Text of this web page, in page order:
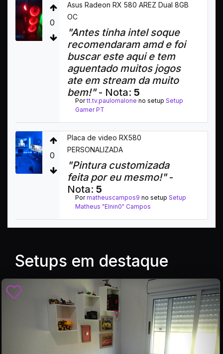
0
Asus Radeon RX 580 AREZ Dual 8GB
OC
"Antes tinha intel soque
recomendaram amd e foi
buscar este aqui e tem
aguentado muitos jogos
ate em stream da muito
bem!"- Nota: 5
Portt.tv.paulomalone no setup Setup
Gamer PT
0
Placa de video RX580
PERSONALIZADA
"Pintura customizada
feita por eu mesmo!"-
Nota: 5
Pormatheuscampos9 no setup Setup
Matheus "Elnin0" Campos
Setups em destaque